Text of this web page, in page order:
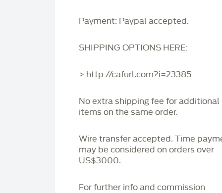
Payment: Paypal accepted.
SHIPPING OPTIONS HERE:
> http://cafurl.com?i=23385
No extra shipping fee for additional
items on the same order.
Wire transfer accepted. Time
may be considered on orders over
US$3000.
For further info and commission